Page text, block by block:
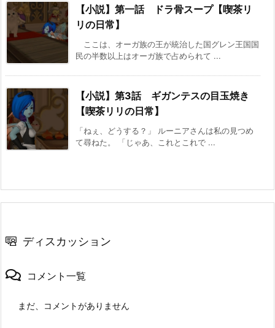
【小説】第一話 ドラ骨スープ【喫茶リ
リの日常】
ここは、オーガ族の王が統治した国グレン王国国
民の半数以上はオーガ族で占められて ...
【小説】第3話 ギガンテスの目玉焼き
【喫茶リリの日常】
「ねぇ、どうする？」 ルーニアさんは私の見つめ
て尋ねた。 「じゃあ、これとこれで ...
ディスカッション
コメント一覧
まだ、コメントがありません